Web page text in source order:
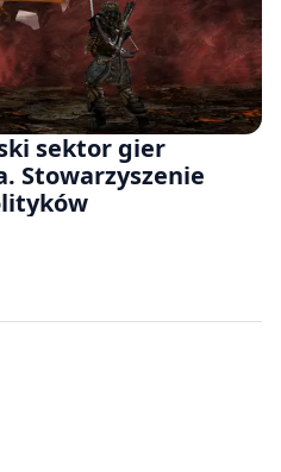
sektor gier
Stowarzyszenie